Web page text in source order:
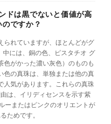
ドは黒でないと価値が高
のですか？
られていますが、ほとんどがグ
中には、銅の色、ピスタチオ グ
色がかった濃い灰色）のものも
色の真珠は、単独または他の真
人気があります。これらの真珠
は、イリディセンスを示す紫
ーまたはピンクのオリエントが
ためです。